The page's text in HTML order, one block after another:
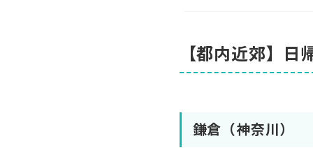
【都内近郊】
鎌倉（神奈川）